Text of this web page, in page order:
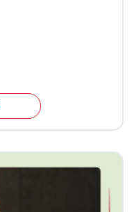
SPECTACLE FLORE &